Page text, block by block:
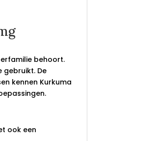
behoort.
gebruikt. De
kennen Kurkuma
ook een